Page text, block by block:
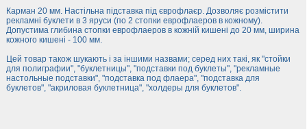
Лототрони
Ящики з акрилу
Цінники
Засоби захисту
Інформ. стенди
Карман 20 мм. Настільна підставка під єврофлаєр. Дозволяє розмістити
рекламні буклети в 3 яруси (по 2 стопки еврофлаеров в кожному).
Допустима глибина стопки еврофлаеров в кожній кишені до 20 мм, ширина
кожного кишені - 100 мм.
Цей товар також шукають і за іншими назвами; серед них такі, як "стойки
для полиграфии", "буклетницы", "подставки под буклеты", "рекламные
настольные подставки", "подставка под флаера", "подставка для
буклетов", "акриловая буклетница", "холдеры для буклетов".